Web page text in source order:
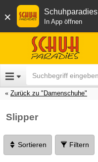
× Schuhparadies
In App öffnen
Zurück zu "Damenschuhe"
Slipper
Sortieren Filtern